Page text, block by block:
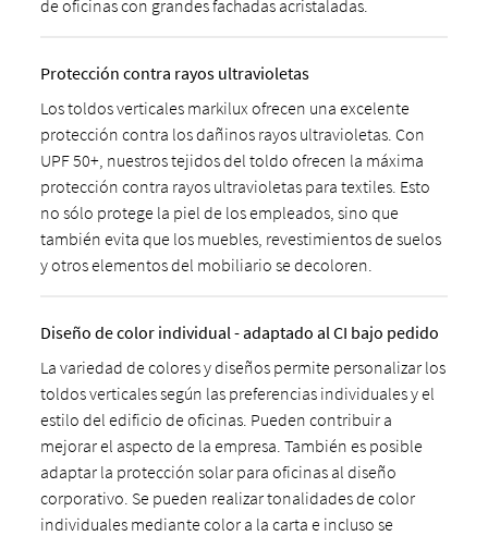
de oficinas con grandes fachadas acristaladas.
Protección contra rayos ultravioletas
Los toldos verticales markilux ofrecen una excelente
protección contra los dañinos rayos ultravioletas. Con
UPF 50+, nuestros tejidos del toldo ofrecen la máxima
protección contra rayos ultravioletas para textiles. Esto
no sólo protege la piel de los empleados, sino que
también evita que los muebles, revestimientos de suelos
y otros elementos del mobiliario se decoloren.
Diseño de color individual - adaptado al CI bajo pedido
La variedad de colores y diseños permite personalizar los
toldos verticales según las preferencias individuales y el
estilo del edificio de oficinas. Pueden contribuir a
mejorar el aspecto de la empresa. También es posible
adaptar la protección solar para oficinas al diseño
corporativo. Se pueden realizar tonalidades de color
individuales mediante color a la carta e incluso se